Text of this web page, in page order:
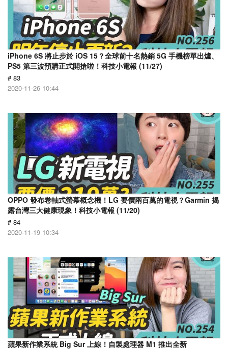
iPhone 6S 將止步於 iOS 15？全球前十名熱銷 5G 手機榜單出爐、
PS5 第三波預購正式開搶啦！科技小電報 (11/27)
# 83
2020-11-26 10:44
OPPO 發布卷軸式螢幕概念機！LG 要價兩百萬的電視？Garmin 揭
露台灣三大健康現象！科技小電報 (11/20)
# 84
2020-11-19 10:34
蘋果新作業系統 Big Sur 上線！自製處理器 M1 推出全新